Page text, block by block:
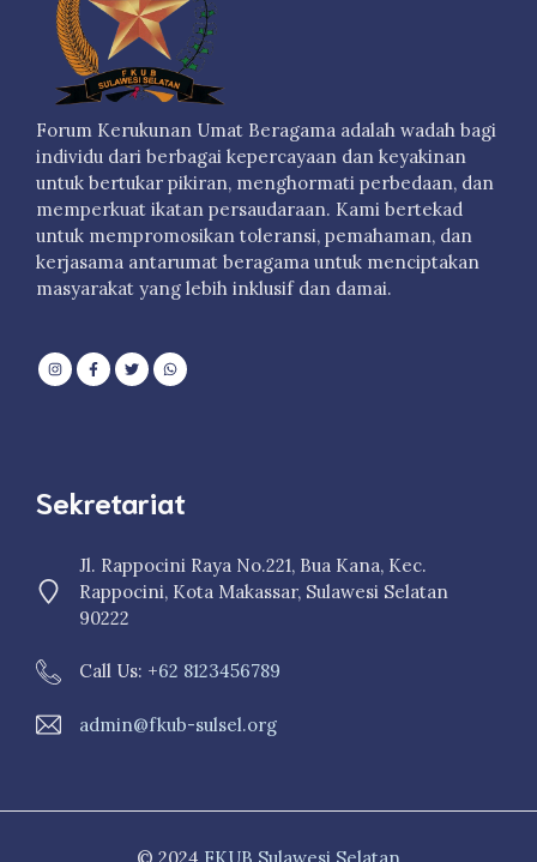
Forum Kerukunan Umat Beragama adalah wadah bagi
individu dari berbagai kepercayaan dan keyakinan
untuk bertukar pikiran, menghormati perbedaan, dan
memperkuat ikatan persaudaraan. Kami bertekad
untuk mempromosikan toleransi, pemahaman, dan
kerjasama antarumat beragama untuk menciptakan
masyarakat yang lebih inklusif dan damai.
Sekretariat
Jl. Rappocini Raya No.221, Bua Kana, Kec.
Rappocini, Kota Makassar, Sulawesi Selatan
90222
Call Us: +62 8123456789
admin@fkub-sulsel.org
© 2024 FKUB Sulawesi Selatan